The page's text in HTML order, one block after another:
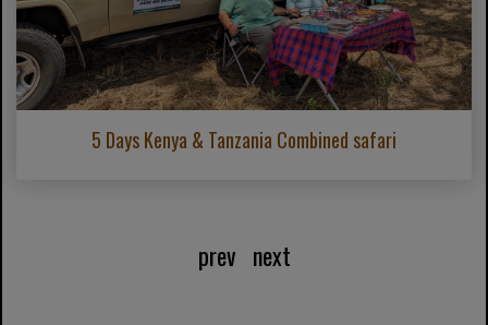
5 Days Kenya & Tanzania Combined safari
prev next